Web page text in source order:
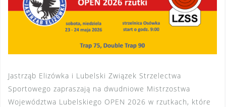
Jastrząb Elizówka i Lubelski Związek Strzelectwa
Sportowego zapraszają na dwudniowe Mistrzostwa
Województwa Lubelskiego OPEN 2026 w rzutkach, które